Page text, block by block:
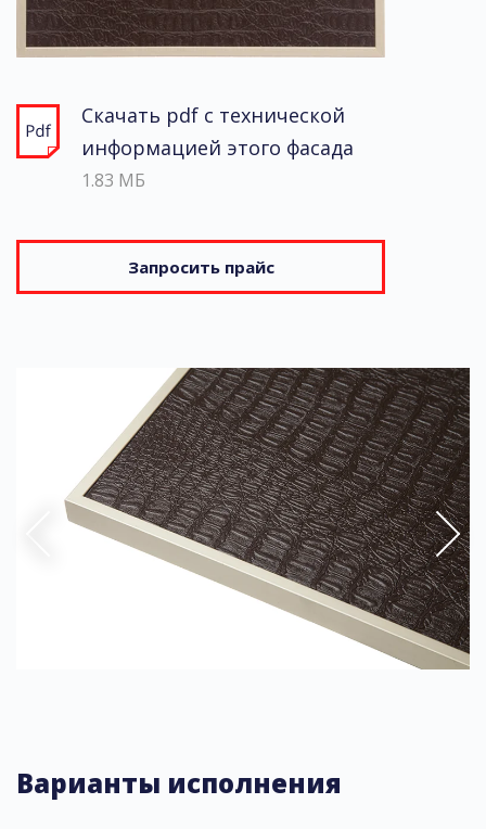
Скачать pdf с технической
информацией этого фасада
1.83 МБ
Запросить прайс
Варианты исполнения